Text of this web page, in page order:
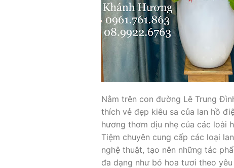
Nằm trên con đường Lê Trung
thích vẻ đẹp kiêu sa của lan hồ
hương thơm dịu nhẹ của các loài
Tiệm chuyên cung cấp các loại
nghệ thuật, tạo nên những tác
đa dạng như bó hoa tươi theo